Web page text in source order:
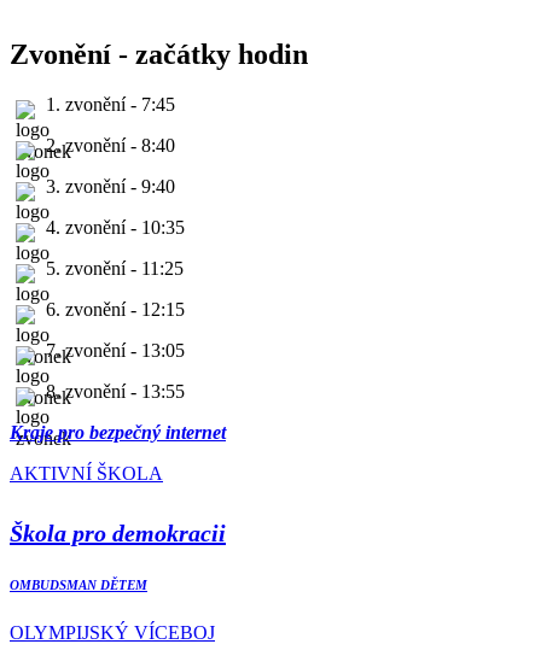
Zvonění - začátky hodin
1. zvonění - 7:45
2. zvonění - 8:40
3. zvonění - 9:40
4. zvonění - 10:35
5. zvonění - 11:25
6. zvonění - 12:15
7. zvonění - 13:05
8. zvonění - 13:55
Kraje pro bezpečný internet
AKTIVNÍ ŠKOLA
Škola pro demokracii
OMBUDSMAN DĚTEM
OLYMPIJSKÝ VÍCEBOJ